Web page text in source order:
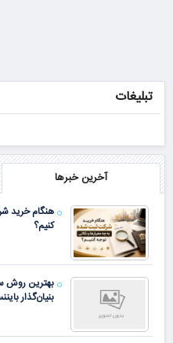
تبلیغات
آخرین خبرها
هنگام خرید
کنیم؟
بهترین روش
بنیان‌گذار